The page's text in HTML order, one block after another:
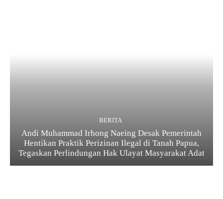
BERITA
Andi Muhammad Irhong Naeing Desak Pemerintah
Hentikan Praktik Perizinan Ilegal di Tanah Papua,
Tegaskan Perlindungan Hak Ulayat Masyarakat Adat